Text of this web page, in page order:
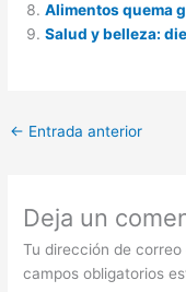
Alimentos quema
Salud y belleza:
← Entrada anterior
Deja un
Tu dirección de
campos obligatorios